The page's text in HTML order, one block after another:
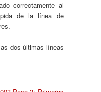
correctamente al
de la línea de
dos últimas líneas